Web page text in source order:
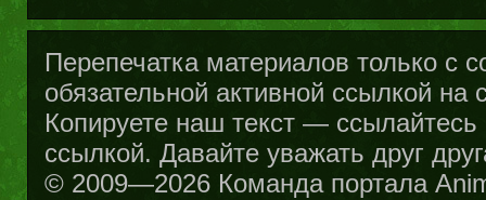
Перепечатка материалов только с
обязательной активной ссылкой на
Копируете наш текст —
ссылкой. Давайте уважать друг
© 2009—2026 Команда портала